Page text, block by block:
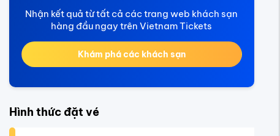
Nhận kết quả từ tất cả các trang web khách sạn
hàng đầu ngay trên Vietnam Tickets
Khám phá các khách sạn
Hình thức đặt vé